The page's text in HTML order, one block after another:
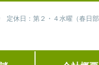
定休日：第２・４水曜（春日